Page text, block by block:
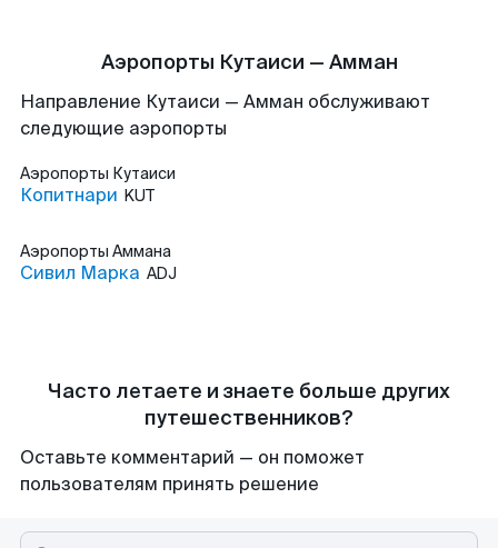
Аэропорты Кутаиси — Амман
Направление Кутаиси — Амман обслуживают
следующие аэропорты
Аэропорты Кутаиси
Копитнари KUT
Аэропорты Аммана
Сивил Марка ADJ
Часто летаете и знаете больше других
путешественников?
Оставьте комментарий — он поможет
пользователям принять решение